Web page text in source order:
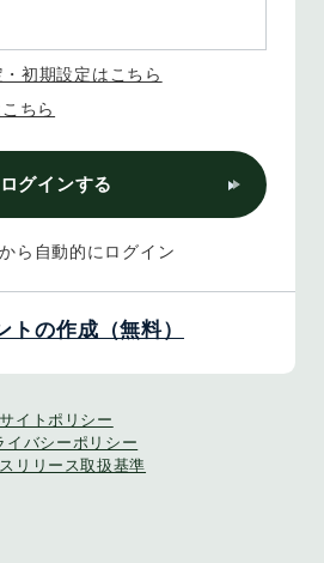
初期設定はこちら
ちら
ログインする
ら自動的にログイン
トの作成（無料）
サイトポリシー
イバシーポリシー
リリース取扱基準